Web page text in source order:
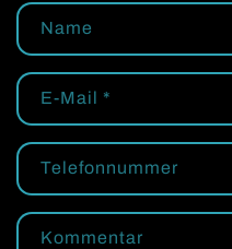
K
o
n
t
a
k
t
Name
E-Mail *
Telefonnummer
Kommentar